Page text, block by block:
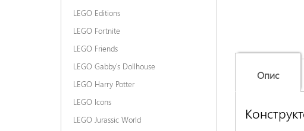
Опис
Залишіть
LEGO Editions
LEGO Fortnite
LEGO Friends
LEGO Gabby's Dollhouse
LEGO Harry Potter
LEGO Icons
LEGO Jurassic World